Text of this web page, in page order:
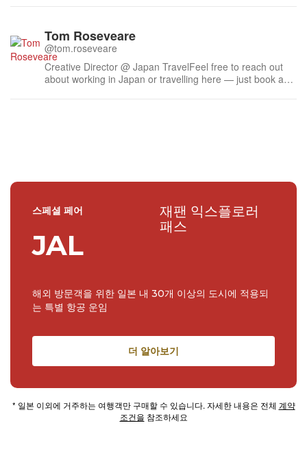
Tom Roseveare
@tom.roseveare
Creative Director @ Japan TravelFeel free to reach out
about working in Japan or travelling here — just book a
스페셜 페어
JAL
재팬 익스플로러
패스
해외 방문객을 위한 일본 내 30개 이상의 도시에 적용되
는 특별 항공 운임
더 알아보기
* 일본 이외에 거주하는 여행객만 구매할 수 있습니다. 자세한 내용은 전체 계약
조건을 참조하세요